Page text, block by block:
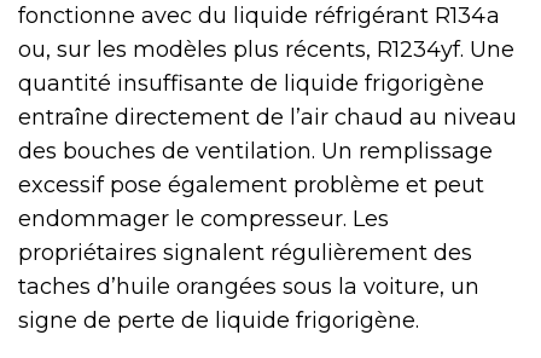
fonctionne avec du liquide réfrigérant R134a
ou, sur les modèles plus récents, R1234yf. Une
quantité insuffisante de liquide frigorigène
entraîne directement de l’air chaud au niveau
des bouches de ventilation. Un remplissage
excessif pose également problème et peut
endommager le compresseur. Les
propriétaires signalent régulièrement des
taches d’huile orangées sous la voiture, un
signe de perte de liquide frigorigène.